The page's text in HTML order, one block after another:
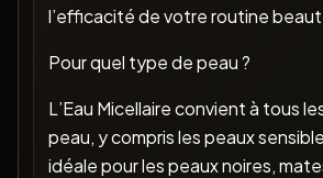
l’efficacité de votre routine
Pour quel type de peau ?
L’Eau Micellaire convient à tous
peau, y compris les peaux
idéale pour les peaux noires,